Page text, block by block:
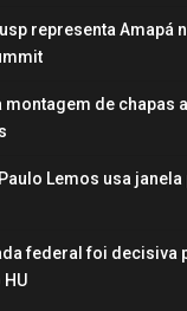
representa Amapá
de chapas
Lemos usa
federal foi decisiva